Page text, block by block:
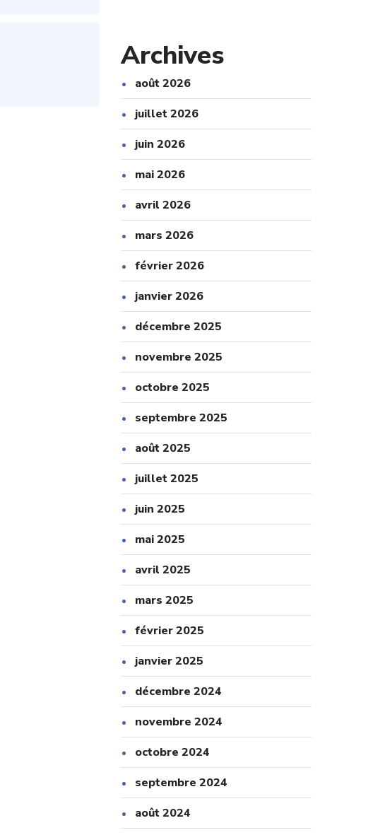
Archives
août 2026
juillet 2026
juin 2026
mai 2026
avril 2026
mars 2026
février 2026
janvier 2026
décembre 2025
novembre 2025
octobre 2025
septembre 2025
août 2025
juillet 2025
juin 2025
mai 2025
avril 2025
mars 2025
février 2025
janvier 2025
décembre 2024
novembre 2024
octobre 2024
septembre 2024
août 2024